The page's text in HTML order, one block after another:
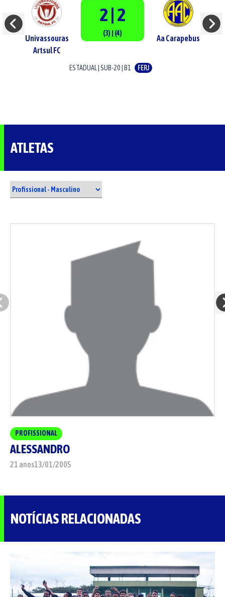
Univassouras
Artsul FC
2 | 2
(3) | (4)
Aa Carapebus
ESTADUAL SUB-20 B1 FERJ
ATLETAS
PROFISSIONAL
ALESSANDRO
21 anos13/01/2005
NOTÍCIAS RELACIONADAS